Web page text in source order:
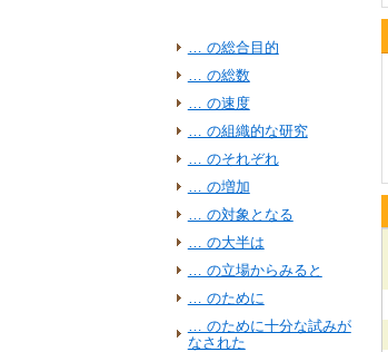
… の総合目的
… の総数
… の速度
… の組織的な研究
… のそれぞれ
… の増加
… の対象となる
… の大半は
… の立場からみると
… のために
… のために十分な試みが
なされた